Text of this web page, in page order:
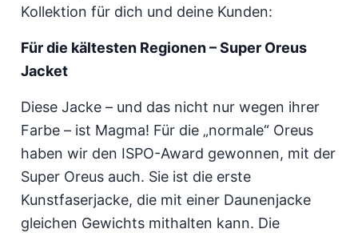
Kollektion für dich und deine Kunden:
Für die kältesten Regionen – Super Oreus
Jacket
Diese Jacke – und das nicht nur wegen ihrer
Farbe – ist Magma! Für die „normale“ Oreus
haben wir den ISPO-Award gewonnen, mit der
Super Oreus auch. Sie ist die erste
Kunstfaserjacke, die mit einer Daunenjacke
gleichen Gewichts mithalten kann. Die